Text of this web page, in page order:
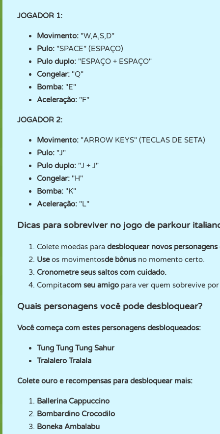
JOGADOR 1:
Movimento: "W,A,S,D"
Pulo: "SPACE" (ESPAÇO)
Pulo duplo: "ESPAÇO + ESPAÇO"
Congelar: "Q"
Bomba: "E"
Aceleração: "F"
JOGADOR 2:
Movimento: "ARROW KEYS" (TECLAS DE SETA)
Pulo: "J"
Pulo duplo: "J + J"
Congelar: "H"
Bomba: "K"
Aceleração: "L"
Dicas para sobreviver no jogo de parkour
Colete moedas para desbloquear novos
Useos movimentosde bônusno momento certo.
Cronometre seus saltos com cuidado.
Compitacom seu amigo para ver quem sobrevive
Quais personagens você pode desbloquear?
Você começa com estes personagens desbloqueados:
Tung Tung Tung Sahur
Tralalero Tralala
Colete ouro e recompensas para desbloquear mais:
Ballerina Cappuccino
Bombardino Crocodilo
Boneka Ambalabu